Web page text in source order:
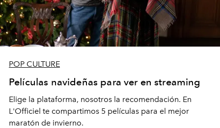
POP CULTURE
Películas navideñas para ver en streaming
Elige la plataforma, nosotros la recomendación. En
L'Officiel te compartimos 5 películas para el mejor
maratón de invierno.